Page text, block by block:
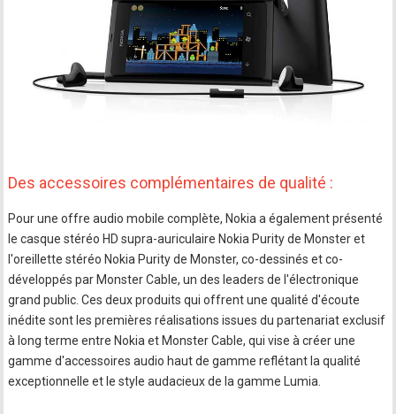
Des accessoires complémentaires de qualité :
Pour une offre audio mobile complète, Nokia a également présenté
le casque stéréo HD supra-auriculaire Nokia Purity de Monster et
l'oreillette stéréo Nokia Purity de Monster, co-dessinés et co-
développés par Monster Cable, un des leaders de l'électronique
grand public. Ces deux produits qui offrent une qualité d'écoute
inédite sont les premières réalisations issues du partenariat exclusif
à long terme entre Nokia et Monster Cable, qui vise à créer une
gamme d'accessoires audio haut de gamme reflétant la qualité
exceptionnelle et le style audacieux de la gamme Lumia.